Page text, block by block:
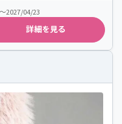
2027/04/23
詳細を見る